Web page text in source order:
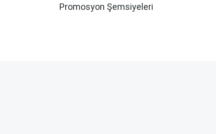
Promosyon Şemsiyeleri